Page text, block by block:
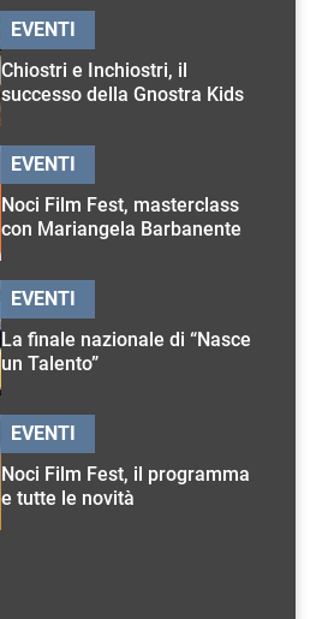
Chiostri e Inchiostri, il
successo della Gnostra Kids
EVENTI
Noci Film Fest, masterclass
con Mariangela Barbanente
EVENTI
La finale nazionale di “Nasce
un Talento”
EVENTI
Noci Film Fest, il programma
e tutte le novità
EVENTI